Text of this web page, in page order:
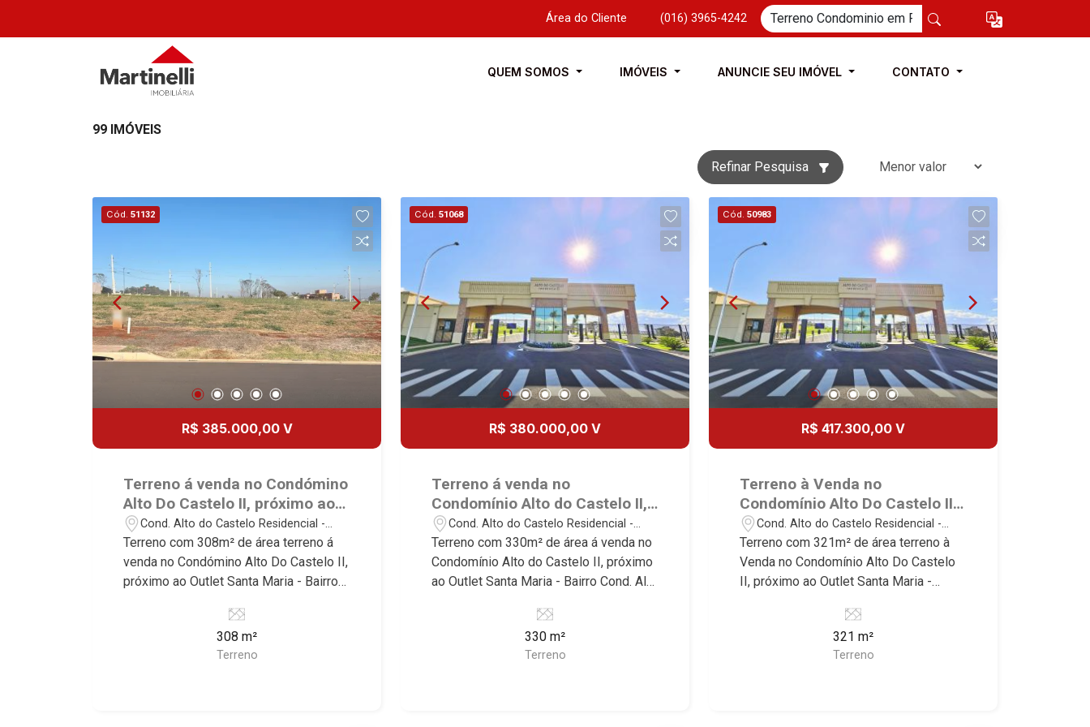
Área do Cliente (016) 3965-4242
QUEM SOMOS IMÓVEIS ANUNCIE SEU IMÓVEL CONTATO
99 IMÓVEIS
Refinar Pesquisa
Cód. 51132
R$ 385.000,00 V
Terreno á venda no Condómino
Alto Do Castelo II, próximo ao
Outlet Santa Maria - Ribeirão
Preto/SP.
Cond. Alto do Castelo Residencial -
Ribeirão Preto/SP
Terreno com 308m² de área terreno á
venda no Condómino Alto Do Castelo II,
próximo ao Outlet Santa Maria - Bairro
Ribeirão Preto/SP. Conheça as
características deste imóvel que a
Martinelli Imobiliária selecionou para
308 m²
Terreno
Cód. 51068
R$ 380.000,00 V
Terreno á venda no
Condomínio Alto do Castelo II,
próximo ao Outlet Santa Maria
- Ribeirão Preto/SP.
Cond. Alto do Castelo Residencial -
Ribeirão Preto/SP
Terreno com 330m² de área á venda no
Condomínio Alto do Castelo II, próximo
ao Outlet Santa Maria - Bairro Cond. Alto
deste imóvel que a Martinelli
Imobiliária selecionou para você: -
330 m²
Terreno
Cód. 50983
R$ 417.300,00 V
Terreno à Venda no
Condomínio Alto Do Castelo II,
próximo ao Outlet Santa Maria
- Ribeirão Preto/SP.
Cond. Alto do Castelo Residencial -
Ribeirão Preto/SP
Terreno com 321m² de área terreno à
Venda no Condomínio Alto Do Castelo
II, próximo ao Outlet Santa Maria -
Residencial, Ribeirão Preto/SP.
Conheça as características deste
imóvel que a Martinelli Imobiliária
321 m²
Terreno